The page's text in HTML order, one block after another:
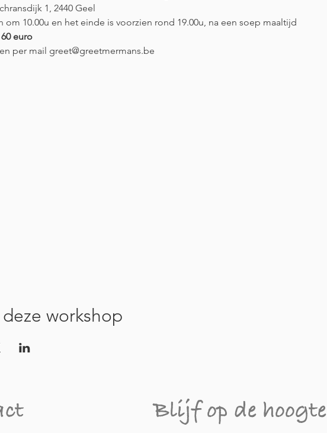
1, 2440 Geel
om 10.00u en het einde is voorzien rond 19.00u, na een soep maaltijd
60 euro
per mail greet@greetmermans.be
workshop
Blijf op de hoogte